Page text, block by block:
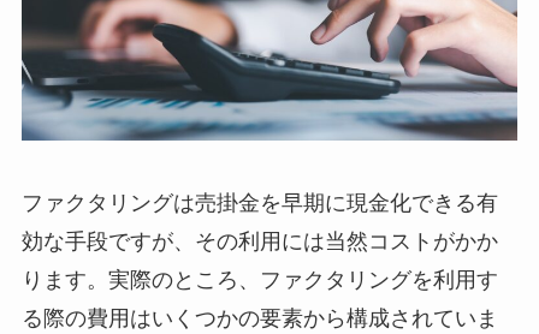
ファクタリングは売掛金を早期に現金化できる有
効な手段ですが、その利用には当然コストがかか
ります。実際のところ、ファクタリングを利用す
る際の費用はいくつかの要素から構成されていま